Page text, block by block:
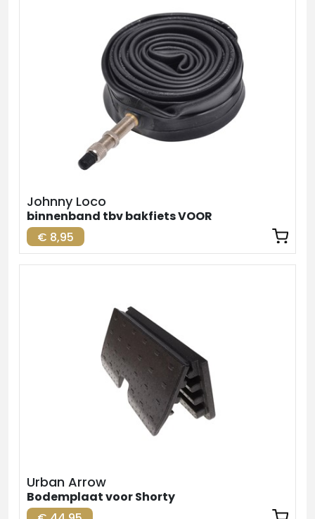
Johnny Loco
binnenband tbv bakfiets VOOR
€ 8,95
Urban Arrow
Bodemplaat voor Shorty